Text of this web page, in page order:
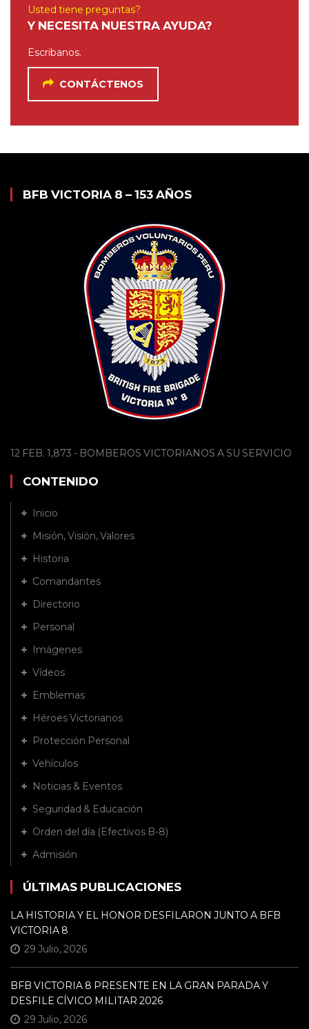
Usted tiene preguntas?
Y NECESITA NUESTRA AYUDA?
Escribanos.
CONTÁCTENOS
BFB VICTORIA 8 – 153 AÑOS
12 FEB. 1,873 - BOMBEROS VICTORIANOS A SU SERVICIO
CONTENIDO
Inicio
Misión, Visión, Valores
Historia
Comandantes
Directorio
Personal
Imágenes
Vídeos
Emblemas
Héroes Victorianos
Protección Personal
Vehículos
Noticias & Eventos
Seguridad & Educación
Orden del día (Efectivos B-8)
Admisión
ÚLTIMAS PUBLICACIONES
LA HISTORIA Y EL HONOR DESFILARON JUNTO A BFB
VICTORIA 8
29 Julio, 2026
BFB VICTORIA 8 PRESENTE EN LA GRAN PARADA Y
DESFILE CÍVICO MILITAR 2026
29 Julio, 2026